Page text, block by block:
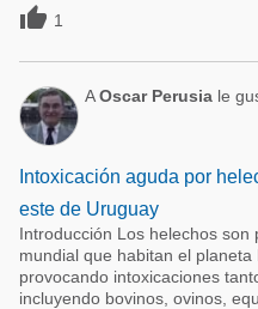
 1
AOscar Perusia le
Intoxicación aguda por
este de Uruguay
Introducción Los helechos son
mundial que habitan el planeta
provocando intoxicaciones
incluyendo bovinos, ovinos,